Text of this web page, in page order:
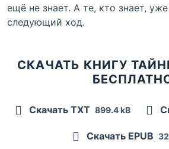
ещё не знает. А те, кто знает, уже
следующий ход.
СКАЧАТЬ КНИГУ
Скачать TXT 899.4 kB
Скачать EPUB